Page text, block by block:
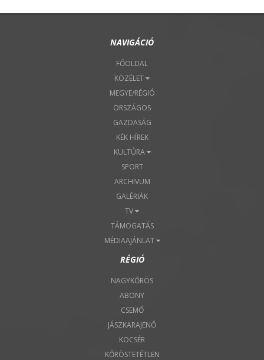
NAVIGÁCIÓ
FŐOLDAL
KÖZÉLET
MEGYE/RÉGIÓ
ORSZÁGOS
GAZDASÁG
KÉK HÍREK
KULTÚRA
SPORT
ARCHIVUM
GALÉRIÁK
TV
TÁMOGATÁS
MÉDIAAJÁNLAT
RÉGIÓ
NAGYKŐRÖS
ABONY
CSEMŐ
JÁSZKARAJENŐ
KOCSÉR
KŐRÖSTETÉTLEN